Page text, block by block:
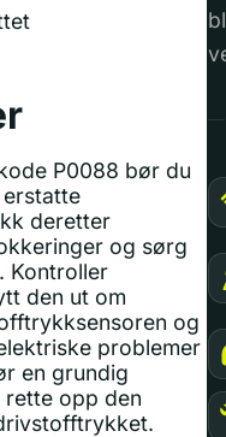
P0088 bør du
deretter
og sørg
Kontroller
den ut om
og
problemer
en grundig
opp den